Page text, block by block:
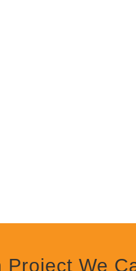
Project We